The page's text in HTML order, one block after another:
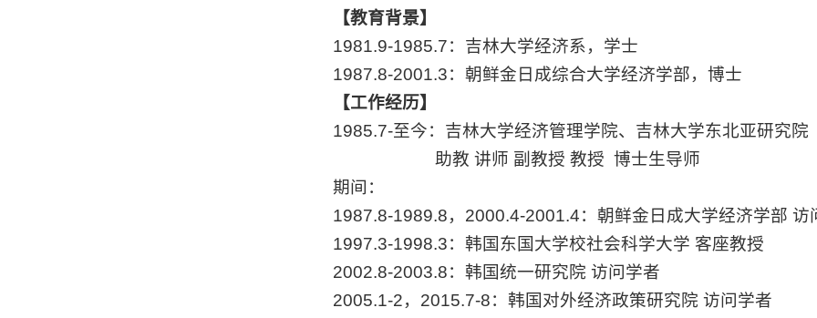
【教育背景】
1981.9-1985.7：吉林大学经济系，学士
1987.8-2001.3：朝鲜金日成综合大学经济学部，博士
【工作经历】
1985.7-至今：吉林大学经济管理学院、吉林大学东北亚研究院
助教 讲师 副教授 教授 博士生导师
期间：
1987.8-1989.8，2000.4-2001.4：朝鲜金日成大学经济学部 访
1997.3-1998.3：韩国东国大学校社会科学大学 客座教授
2002.8-2003.8：韩国统一研究院 访问学者
2005.1-2，2015.7-8：韩国对外经济政策研究院 访问学者